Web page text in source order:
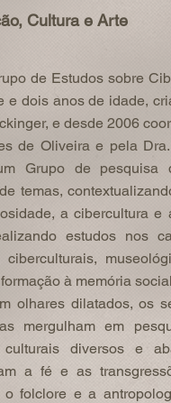
Cultura e Arte
de Estudos sobre
e dois anos de idade,
e desde 2006
de Oliveira e pela
Grupo de pesquisa
temas,
a cibercultura e
estudos nos
ciberculturais,
à memória
olhares dilatados, os
mergulham em
culturais diversos e
a fé e as
o folclore e a